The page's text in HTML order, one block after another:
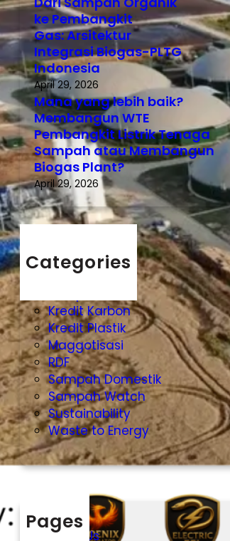
ke Pembangkit
Gas: Arsitektur
Integrasi Biogas-PLTG
Indonesia
April 29, 2026
Mana yang lebih baik?
Membangun WTE
Pembangkit Listrik Tenaga
Sampah atau Membangun
Biogas Plant?
April 29, 2026
Categories
Insinerator
Kredit Karbon
Kredit Plastik
Maggotisasi
RDF
Sampah Domestik
Sampah Watch
Sustainability
Waste to Energy
Pages
About Us